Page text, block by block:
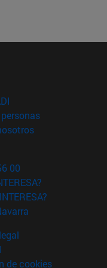
en nueva ventana)
(abre en nueva
(abre en nueva
00
de cookies